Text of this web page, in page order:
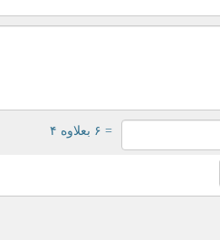
= ۶ بعلاوه ۴